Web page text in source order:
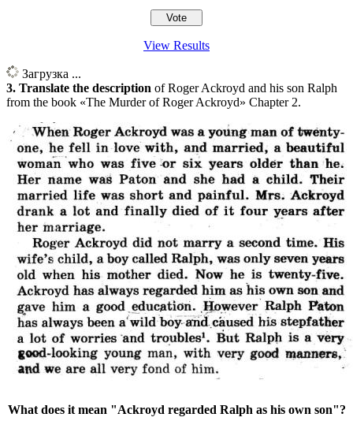
View Results
Загрузка ...
3. Translate the description of Roger Ackroyd and his son Ralph
from the book «The Murder of Roger Ackroyd» Chapter 2.
What does it mean "Ackroyd regarded Ralph as his own son"?